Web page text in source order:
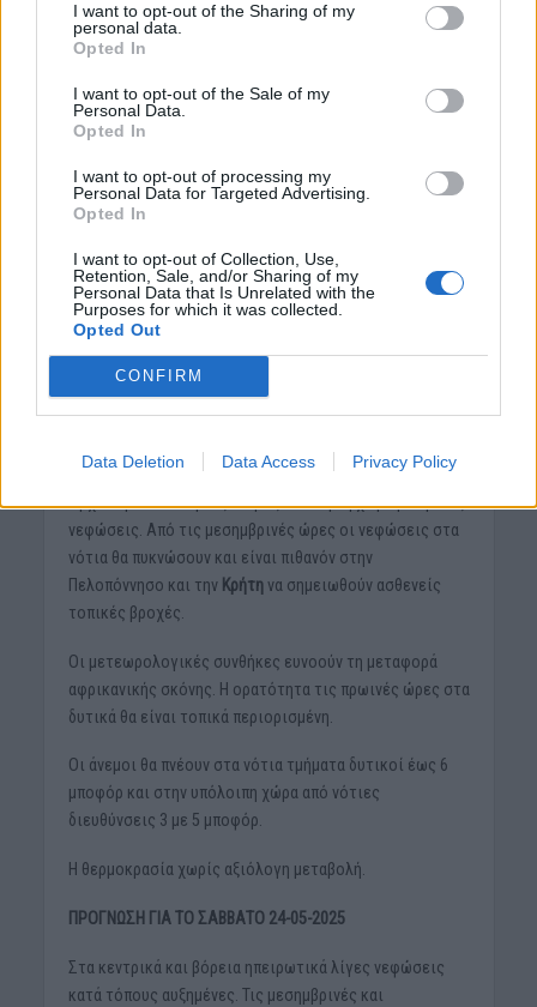
I want to opt-out of the Sharing of my
personal data.
Opted In
I want to opt-out of the Sale of my
Personal Data.
Opted In
I want to opt-out of processing my
Personal Data for Targeted Advertising.
Opted In
I want to opt-out of Collection, Use,
Retention, Sale, and/or Sharing of my
Personal Data that Is Unrelated with the
Purposes for which it was collected.
Opted Out
CONFIRM
Data Deletion Data Access Privacy Policy
πρόσκαιρες τοπικές βροχές και πιθανόν μεμονωμένες
καταιγίδες κυρίως το πρωί στο Ιόνιο, τα βόρεια
τμήματα της Πελοποννήσου, τη Στερεά και τις Σποράδες
και τις μεσημβρινές και απογευματινές ώρες στα
κεντρικά και βόρεια ηπειρωτικά ορεινά.
Οι μετεωρολογικές συνθήκες ευνοούν τη μεταφορά
αφρικανικής σκόνης.
Αιγαίο τοπικά έως 6 μποφόρ.
Η θερμοκρασία θα σημειώσει μικρή άνοδο. Θα φτάσει
τοπικά στα ανατολικά ηπειρωτικά και την
με 30 βαθμούς Κελσίου.
ΠΡΟΓΝΩΣΗ ΓΙΑ ΤΗΝ ΠΑΡΑΣΚΕΥΗ 23/05/2025
Αρχικά γενικά αίθριος καιρός σε όλη τη χώρα με αραιές
νεφώσεις. Από τις μεσημβρινές ώρες οι νεφώσεις στα
νότια θα πυκνώσουν και είναι πιθανόν στην
Πελοπόννησο και την Κρήτηνα σημειωθούν ασθενείς
τοπικές βροχές.
Οι μετεωρολογικές συνθήκες ευνοούν τη μεταφορά
αφρικανικής σκόνης. Η ορατότητα τις πρωινές ώρες στα
δυτικά θα είναι τοπικά περιορισμένη.
Οι άνεμοι θα πνέουν στα νότια τμήματα δυτικοί έως 6
μποφόρ και στην υπόλοιπη χώρα από νότιες
διευθύνσεις 3 με 5 μποφόρ.
Η θερμοκρασία χωρίς αξιόλογη μεταβολή.
ΠΡΟΓΝΩΣΗ ΓΙΑ ΤΟ ΣΑΒΒΑΤΟ 24-05-2025
Στα κεντρικά και βόρεια ηπειρωτικά λίγες νεφώσεις
κατά τόπους αυξημένες. Τις μεσημβρινές και